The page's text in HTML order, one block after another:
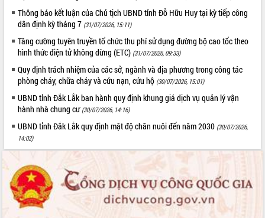
Thông báo kết luận của Chủ tịch UBND tỉnh Đỗ Hữu Huy tại kỳ tiếp công
dân định kỳ tháng 7 (31/07/2026, 15:11)
Tăng cường tuyên truyền tổ chức thu phí sử dụng đường bộ cao tốc theo
hình thức điện tử không dừng (ETC) (31/07/2026, 09:33)
Quy định trách nhiệm của các sở, ngành và địa phương trong công tác
phòng cháy, chữa cháy và cứu nạn, cứu hộ (30/07/2026, 15:01)
UBND tỉnh Đắk Lắk ban hành quy định khung giá dịch vụ quản lý vận
hành nhà chung cư (30/07/2026, 14:16)
UBND tỉnh Đắk Lắk quy định mật độ chăn nuôi đến năm 2030 (30/07/2026,
14:02)